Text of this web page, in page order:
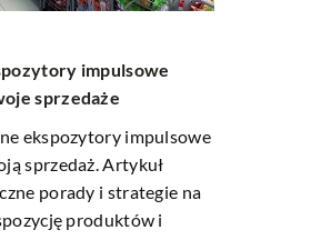
impulsowe
sprzedaże
ekspozytory impulsowe
sprzedaż. Artykuł
porady i strategie na
produktów i